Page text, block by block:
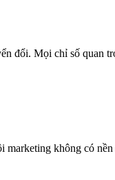
đổi. Mọi chỉ số quan
marketing không có